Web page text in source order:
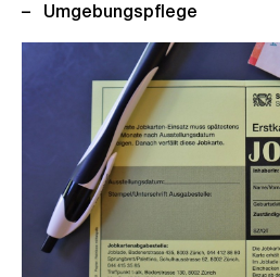
Umgebungspflege